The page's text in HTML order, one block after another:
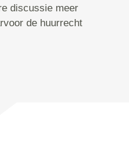
discussie meer
de huurrecht